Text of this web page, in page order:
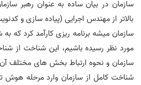
سازمان در بیان ساده به عنوان رهبر
بالاتر از مهندس اجرایی (پیاده سازی و
سازمان میشه برنامه ریزی کارآمد کرد که
مورد نظر رسیده باشیم، این شناخت از
سازمان و نحوه ارتباط بخش های مختلف
شناخت کامل از سازمان وارد مرحله